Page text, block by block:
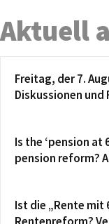
Aktuell
Freitag, der 7.
Diskussionen
Is the ‘pension at
pension reform?
Ist die „Rente mit